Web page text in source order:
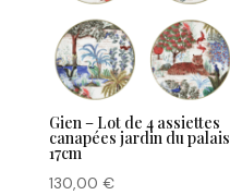
Gien – Lot de 4 assiettes
canapées jardin du palais
17cm
130,00 €